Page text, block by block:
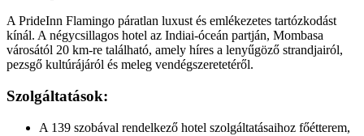
A PrideInn Flamingo páratlan luxust és emlékezetes tartózkodást
kínál. A négycsillagos hotel az Indiai-óceán partján, Mombasa
városától 20 km-re található, amely híres a lenyűgöző strandjairól,
pezsgő kultúrájáról és meleg vendégszeretetéről.
Szolgáltatások:
A 139 szobával rendelkező hotel szolgáltatásaihoz főétterem,